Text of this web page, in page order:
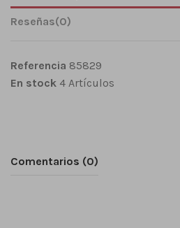
Reseñas(0)
Referencia 85829
En stock 4 Artículos
Comentarios (0)